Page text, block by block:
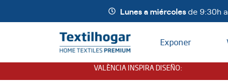
Lunes a miércolesde 9:30h a
Exponer
VALÈNCIA INSPIRA DISEÑO: